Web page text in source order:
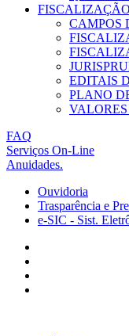
FISCALIZAÇÃO
CAMPOS
EDITAIS
PLANO
FAQ
Serviços On-Line
Anuidades.
Ouvidoria
Trasparência e
e-SIC - Sist.